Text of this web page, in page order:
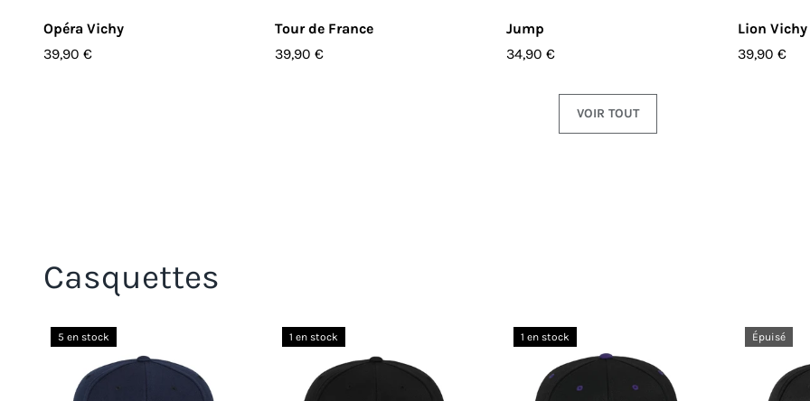
Opéra Vichy
39,90 €
Tour de France
39,90 €
Jump
34,90 €
Lion Vichy
39,90 €
VOIR TOUT
Casquettes
5 en stock 1 en stock 1 en stock Épuisé